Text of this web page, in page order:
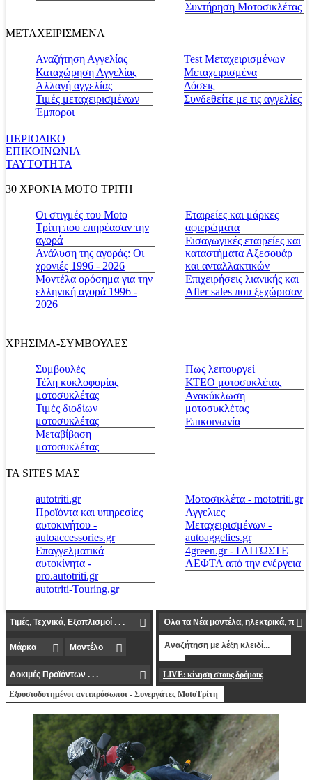
Συντήρηση Μοτοσικλέτας
ΜΕΤΑΧΕΙΡΙΣΜΕΝΑ
Αναζήτηση Αγγελίας
Καταχώρηση Αγγελίας
Αλλαγή αγγελίας
Τιμές μεταχειρισμένων
Έμποροι
Test Μεταχειρισμένων
Μεταχειρισμένα
Δόσεις
Συνδεθείτε με τις αγγελίες
ΠΕΡΙΟΔΙΚΟ
ΕΠΙΚΟΙΝΩΝΙΑ
ΤΑΥΤΟΤΗΤΑ
30 ΧΡΟΝΙΑ MOTO ΤΡΙΤΗ
Οι στιγμές του Moto
Τρίτη που επηρέασαν την
αγορά
Ανάλυση της αγοράς: Οι
χρονιές 1996 - 2026
Μοντέλα ορόσημα για την
ελληνική αγορά 1996 -
2026
Εταιρείες και μάρκες
αφιερώματα
Εισαγωγικές εταιρείες και
καταστήματα Αξεσουάρ
και ανταλλακτικών
Επιχειρήσεις λιανικής και
After sales που ξεχώρισαν
ΧΡΗΣΙΜΑ-ΣΥΜΒΟΥΛΕΣ
Συμβουλές
Τέλη κυκλοφορίας
μοτοσυκλέτας
Τιμές διοδίων
μοτοσυκλέτας
Μεταβίβαση
μοτοσυκλέτας
Πως λειτουργεί
ΚΤΕΟ μοτοσυκλέτας
Ανακύκλωση
μοτοσυκλέτας
Επικοινωνία
ΤΑ SITES ΜΑΣ
autotriti.gr
Προϊόντα και υπηρεσίες
αυτοκινήτου -
autoaccessories.gr
Επαγγελματικά
αυτοκίνητα -
pro.autotriti.gr
autotriti-Touring.gr
Μοτοσικλέτα - mototriti.gr
Αγγελιες
Μεταχειρισμένων -
autoaggelies.gr
4green.gr - ΓΛΙΤΩΣΤΕ
ΛΕΦΤΑ από την ενέργεια
LIVE: κίνηση στους δρόμους
Εξουσιοδοτημένοι αντιπρόσωποι - Συνεργάτες MotoΤρίτη